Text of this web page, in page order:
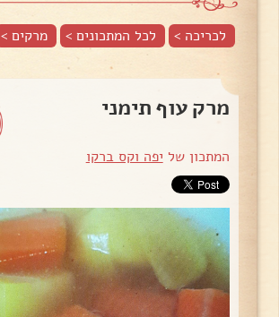
לכריכה > לכל המתכונים > מרקים>
מרק עוף תימני
המתכון של יפה וקס ברקו